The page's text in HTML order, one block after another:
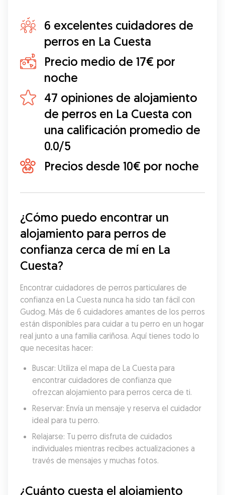
6 excelentes cuidadores de
perros en La Cuesta
Precio medio de 17€ por
noche
47 opiniones de alojamiento
de perros en La Cuesta con
una calificación promedio de
0.0/5
Precios desde 10€ por noche
¿Cómo puedo encontrar un
alojamiento para perros de
confianza cerca de mí en La
Cuesta?
Encontrar cuidadores de perros particulares de
confianza en La Cuesta nunca ha sido tan fácil con
Gudog. Más de 6 cuidadores amantes de los perros
están disponibles para cuidar a tu perro en un hogar
real junto a una familia cariñosa. Aquí tienes todo lo
que necesitas hacer:
Buscar: Utiliza el mapa de La Cuesta para
encontrar cuidadores de confianza que
ofrezcan alojamiento para perros cerca de ti.
Reservar: Envía un mensaje y reserva el cuidador
ideal para tu perro.
Relajarse: Tu perro disfruta de cuidados
individuales mientras recibes actualizaciones a
través de mensajes y muchas fotos.
¿Cuánto cuesta el alojamiento